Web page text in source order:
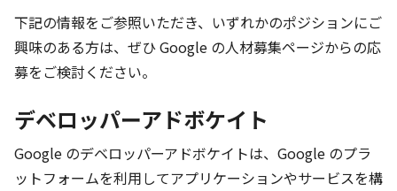
下記の情報をご参照いただき、いずれかのポジションにご
興味のある方は、ぜひ Google の人材募集ページからの応
募をご検討ください。
デベロッパーアドボケイト
Google のデベロッパーアドボケイトは、Google のプラ
ットフォームを利用してアプリケーションやサービスを構